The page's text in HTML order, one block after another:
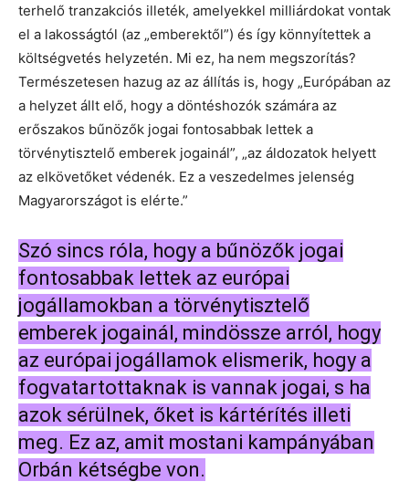
terhelő tranzakciós illeték, amelyekkel milliárdokat vontak
el a lakosságtól (az „emberektől”) és így könnyítettek a
költségvetés helyzetén. Mi ez, ha nem megszorítás?
Természetesen hazug az az állítás is, hogy „Európában az
a helyzet állt elő, hogy a döntéshozók számára az
erőszakos bűnözők jogai fontosabbak lettek a
törvénytisztelő emberek jogainál”, „az áldozatok helyett
az elkövetőket védenék. Ez a veszedelmes jelenség
Magyarországot is elérte.”
Szó sincs róla, hogy a bűnözők jogai
fontosabbak lettek az európai
jogállamokban a törvénytisztelő
emberek jogainál, mindössze arról, hogy
az európai jogállamok elismerik, hogy a
fogvatartottaknak is vannak jogai, s ha
azok sérülnek, őket is kártérítés illeti
meg. Ez az, amit mostani kampányában
Orbán kétségbe von.